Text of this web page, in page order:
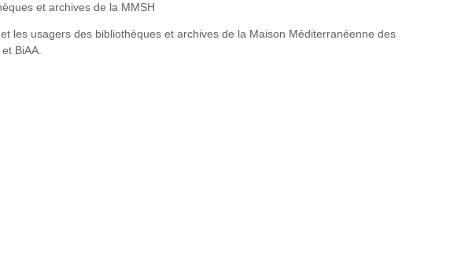
et archives de la MMSH
les usagers des bibliothèques et archives de la Maison Méditerranéenne des
BiAA.